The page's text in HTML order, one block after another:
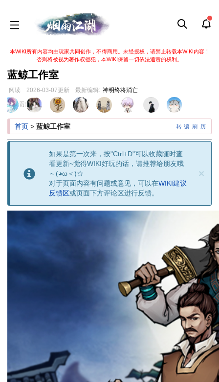
本WIKI所有内容均由玩家共同创作，不得商用。未经授权，请禁止转载本WIKI内容！
否则将被视为著作权侵犯，本WIKI保留一切依法追责的权利。
蓝鲸工作室
阅读 2026-03-07更新 最新编辑: 神明终将消亡
跳
到
导
跳
到
搜
页面贡献者 :
转 编 刷 历
首页 > 蓝鲸工作室
如果是第一次来，按"Ctrl+D"可以收藏随时查
看更新~觉得WIKI好玩的话，请推荐给朋友哦
～(◕ω＜)☆
对于页面内容有问题或意见，可以在WIKI建议
反馈区或页面下方评论区进行反馈。
×